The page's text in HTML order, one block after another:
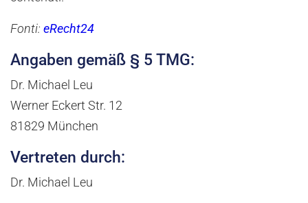
Fonti: eRecht24
Angaben gemäß § 5 TMG:
Dr. Michael Leu
Werner Eckert Str. 12
81829 München
Vertreten durch:
Dr. Michael Leu